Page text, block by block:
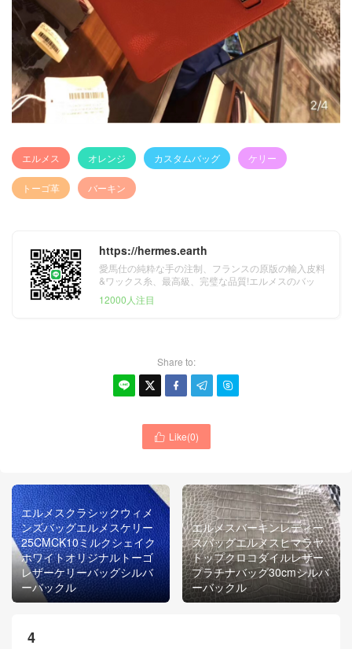
エルメス オレンジ カスタムバッグ ケリー
トーゴ革 バーキン
https://hermes.earth
愛馬仕の純粋な手の注制、フランスの原版の輸入皮料
&ワックス糸、最高級、完璧な品質!エルメスのバッ
グ、財布、ベルト&スカーフ。
12000人注目
Share to:
    
 Like(0)
エルメスクラシックウィメ
ンズバッグエルメスケリー
25CMCK10ミルクシェイク
ホワイトオリジナルトーゴ
レザーケリーバッグシルバ
ーバックル
エルメスバーキンレディー
スバッグエルメスヒマラヤ
トップクロコダイルレザー
プラチナバッグ30cmシルバ
ーバックル
4